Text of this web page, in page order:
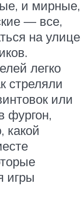
и мирные,
— все,
на улице
легко
стреляли
или
фургон,
какой
игры